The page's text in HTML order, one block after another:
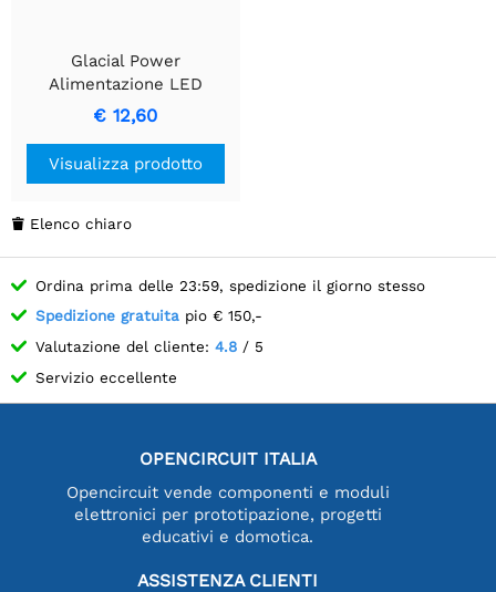
Glacial Power
Alimentazione LED
efficiente con uscita a 21
VDC e 9 W
€ 12,60
Visualizza prodotto
 Elenco chiaro
Ordina prima delle 23:59, spedizione il giorno stesso
Spedizione gratuita pio € 150,-
Valutazione del cliente: 4.8 / 5
Servizio eccellente
OPENCIRCUIT ITALIA
Opencircuit vende componenti e moduli
elettronici per prototipazione, progetti
educativi e domotica.
ASSISTENZA CLIENTI